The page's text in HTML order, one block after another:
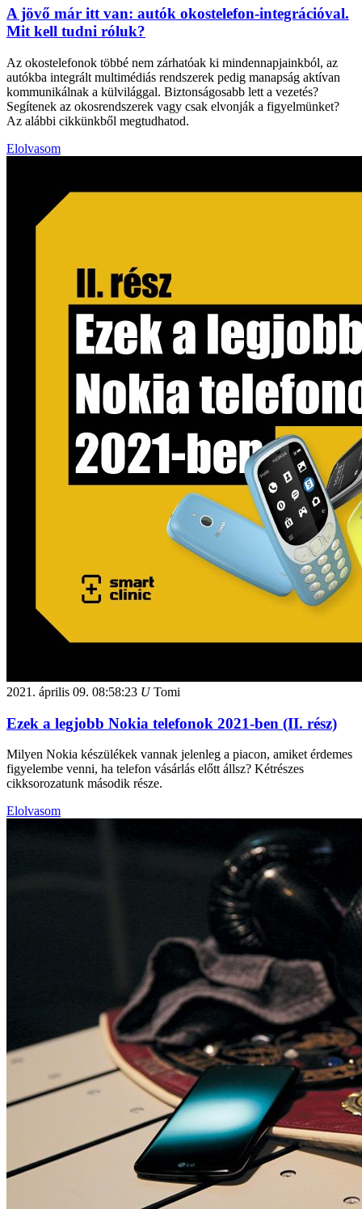
A jövő már itt van: autók okostelefon-integrációval.
Mit kell tudni róluk?
Az okostelefonok többé nem zárhatóak ki mindennapjainkból, az
autókba integrált multimédiás rendszerek pedig manapság aktívan
kommunikálnak a külvilággal. Biztonságosabb lett a vezetés?
Segítenek az okosrendszerek vagy csak elvonják a figyelmünket?
Az alábbi cikkünkből megtudhatod.
Elolvasom
2021. április 09. 08:58:23 UTomi
Ezek a legjobb Nokia telefonok 2021-ben (II. rész)
Milyen Nokia készülékek vannak jelenleg a piacon, amiket érdemes
figyelembe venni, ha telefon vásárlás előtt állsz? Kétrészes
cikksorozatunk második része.
Elolvasom